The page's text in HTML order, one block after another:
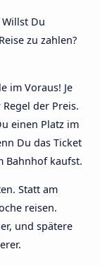
Du
zu zahlen?
im Voraus! Je
der Preis.
einen Platz im
Du das Ticket
Bahnhof kaufst.
Statt am
reisen.
und spätere